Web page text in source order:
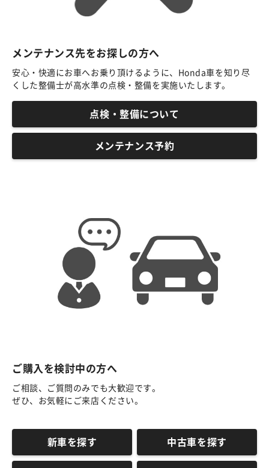
メンテナンス先をお探しの方へ
安心・快適にお車へお乗り頂けるように、Honda車を知り尽
くした整備士が高水準の点検・整備を実施いたします。
点検・整備について
メンテナンス予約
ご購入を検討中の方へ
ご相談、ご質問のみでも大歓迎です。
ぜひ、お気軽にご来店ください。
新車を探す 中古車を探す